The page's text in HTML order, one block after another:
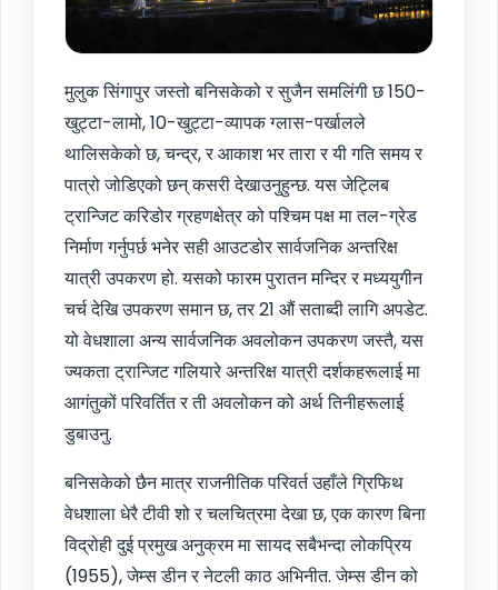
मुलुक सिंगापुर जस्तो बनिसकेको र सुजैन समलिंगी छ 150-
खुट्टा-लामो, 10-खुट्टा-व्यापक ग्लास-पर्खालले
थालिसकेको छ, चन्द्र, र आकाश भर तारा र यी गति समय र
पात्रो जोडिएको छन् कसरी देखाउनुहुन्छ. यस जेट्लिब
ट्रान्जिट करिडोर ग्रहणक्षेत्र को पश्चिम पक्ष मा तल-ग्रेड
निर्माण गर्नुपर्छ भनेर सही आउटडोर सार्वजनिक अन्तरिक्ष
यात्री उपकरण हो. यसको फारम पुरातन मन्दिर र मध्ययुगीन
चर्च देखि उपकरण समान छ, तर 21 औं सताब्दी लागि अपडेट.
यो वेधशाला अन्य सार्वजनिक अवलोकन उपकरण जस्तै, यस
ज्यकता ट्रान्जिट गलियारे अन्तरिक्ष यात्री दर्शकहरूलाई मा
आगंतुकों परिवर्तित र ती अवलोकन को अर्थ तिनीहरूलाई
डुबाउनु.
बनिसकेको छैन मात्र राजनीतिक परिवर्त उहाँले ग्रिफिथ
वेधशाला धेरै टीवी शो र चलचित्रमा देखा छ, एक कारण बिना
विद्रोही दुई प्रमुख अनुक्रम मा सायद सबैभन्दा लोकप्रिय
(1955), जेम्स डीन र नेटली काठ अभिनीत. जेम्स डीन को